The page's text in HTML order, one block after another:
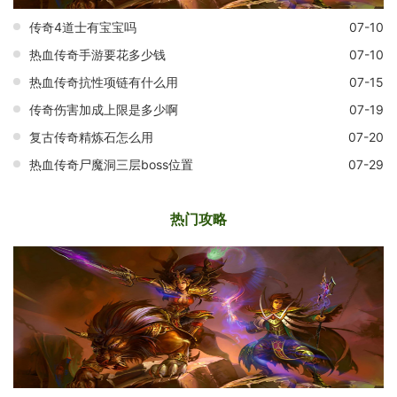
传奇4道士有宝宝吗
07-10
热血传奇手游要花多少钱
07-10
热血传奇抗性项链有什么用
07-15
传奇伤害加成上限是多少啊
07-19
复古传奇精炼石怎么用
07-20
热血传奇尸魔洞三层boss位置
07-29
热门攻略